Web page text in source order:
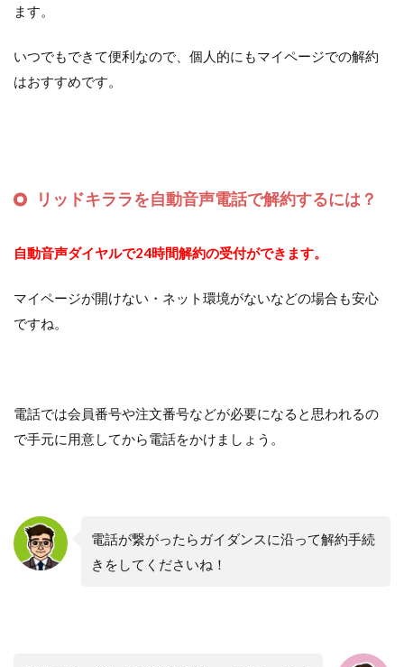
ます。
いつでもできて便利なので、個人的にもマイページでの解約
はおすすめです。
リッドキララを自動音声電話で解約するには？
自動音声ダイヤルで24時間解約の受付ができます。
マイページが開けない・ネット環境がないなどの場合も安心
ですね。
電話では会員番号や注文番号などが必要になると思われるの
で手元に用意してから電話をかけましょう。
電話が繋がったらガイダンスに沿って解約手続
きをしてくださいね！